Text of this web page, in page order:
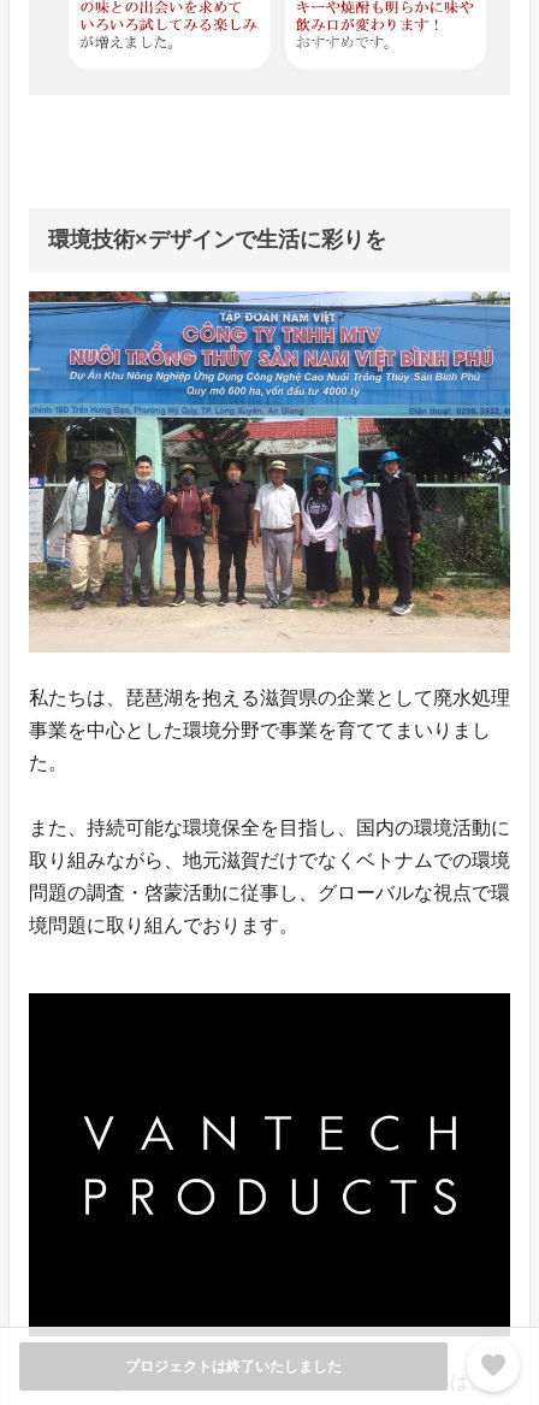
プロジェクトは終了いたしました favorite
環境技術×デザインで生活に彩りを
私たちは、琵琶湖を抱える滋賀県の企業として廃水処理
事業を中心とした環境分野で事業を育ててまいりまし
た。
また、持続可能な環境保全を目指し、国内の環境活動に
取り組みながら、地元滋賀だけでなくベトナムでの環境
問題の調査・啓蒙活動に従事し、グローバルな視点で環
境問題に取り組んでおります。
生活用品を販売しているVANTECH PRODUCTSは、一